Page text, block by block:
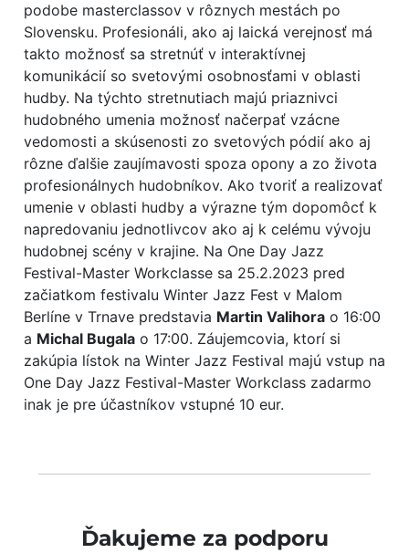
podobe masterclassov v rôznych mestách po
Slovensku. Profesionáli, ako aj laická verejnosť má
takto možnosť sa stretnúť v interaktívnej
komunikácií so svetovými osobnosťami v oblasti
hudby. Na týchto stretnutiach majú priaznivci
hudobného umenia možnosť načerpať vzácne
vedomosti a skúsenosti zo svetových pódií ako aj
rôzne ďalšie zaujímavosti spoza opony a zo života
profesionálnych hudobníkov. Ako tvoriť a realizovať
umenie v oblasti hudby a výrazne tým dopomôcť k
napredovaniu jednotlivcov ako aj k celému vývoju
hudobnej scény v krajine. Na One Day Jazz
Festival-Master Workclasse sa 25.2.2023 pred
začiatkom festivalu Winter Jazz Fest v Malom
Berlíne v Trnave predstavia Martin Valihora o 16:00
a Michal Bugala o 17:00. Záujemcovia, ktorí si
zakúpia lístok na Winter Jazz Festival majú vstup na
One Day Jazz Festival-Master Workclass zadarmo
inak je pre účastníkov vstupné 10 eur.
Ďakujeme za podporu